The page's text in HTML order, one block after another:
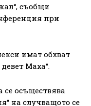
съобщи
при
имат обхват
Маха“.
осъществява
на случващото се